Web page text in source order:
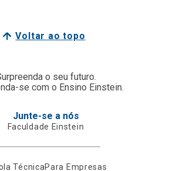
Voltar ao topo
o seu futuro.
se com o Ensino Einstein.
Junte-se a nós
Faculdade Einstein
TécnicaPara Empresas